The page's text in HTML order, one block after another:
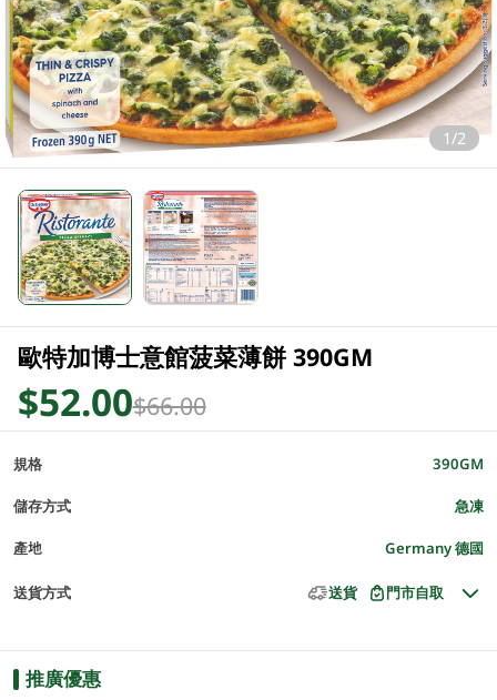
1/2
歐特加博士意館菠菜薄餅 390GM
$52.00$66.00
規格 390GM
儲存方式 急凍
產地 Germany 德國
送貨方式 送貨 門市自取
推廣優惠